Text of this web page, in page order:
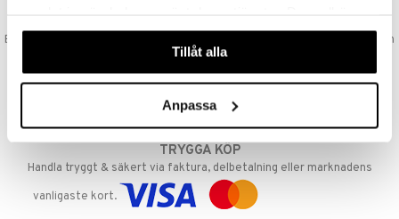
våra cookies vid fortsatt användande av vår webbplats.
Tillåt alla
Anpassa
Beställningar lagda före 14:00 (gäller varor i lager) skickas normalt ut från
oss samma dag.
GODKÄND AV LÄKEMEDELSVERKET
EU-logotypen är symbolen som visar att vi är godkända av
TRYGGA KÖP
Handla tryggt & säkert via faktura, delbetalning eller marknadens
vanligaste kort.